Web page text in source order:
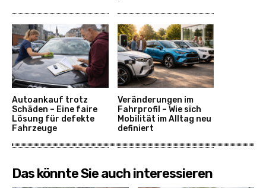
Autoankauf trotz
Schäden – Eine faire
Lösung für defekte
Fahrzeuge
Veränderungen im
Fahrprofil – Wie sich
Mobilität im Alltag neu
definiert
Das könnte Sie auch interessieren